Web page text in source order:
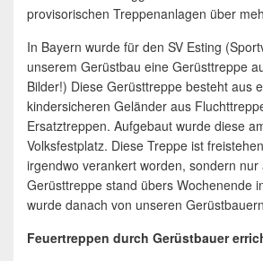
provisorischen Treppenanlagen über
In Bayern wurde für den SV Esting
unserem Gerüstbau eine Gerüsttreppe
Bilder!) Diese Gerüsttreppe besteht aus
kindersicheren Geländer aus
Ersatztreppen. Aufgebaut wurde diese
Volksfestplatz. Diese Treppe ist
irgendwo verankert worden, sondern nur
Gerüsttreppe stand übers Wochenende
wurde danach von unseren
Feuertreppen durch Gerüstbauer